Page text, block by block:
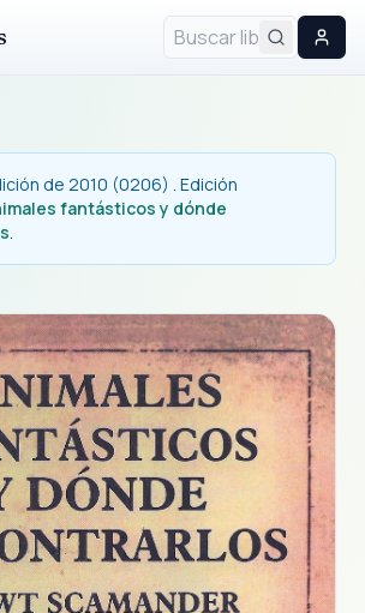
de 2010 (0206) . Edición
fantásticos y dónde
.